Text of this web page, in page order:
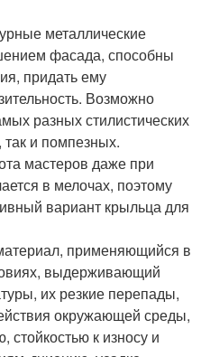
металлические
фасада, способны
придать ему
Возможно
разных стилистических
так и помпезных.
мастеров даже при
в мелочах, поэтому
вариант крыльца для
применяющийся в
выдерживающий
их резкие перепады,
окружающей среды,
к износу и